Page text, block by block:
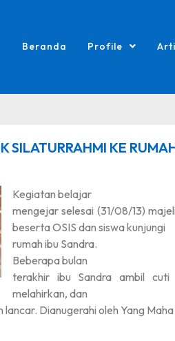
Beranda Profile
SILATURRAHMI KE
Kegiatan belajar
mengejar selesai (31/08/13)
beserta OSIS dan siswa kunjungi
rumah ibu Sandra.
Beberapa bulan
terakhir ibu Sandra ambil
melahirkan, dan
Dianugerahi oleh Yang